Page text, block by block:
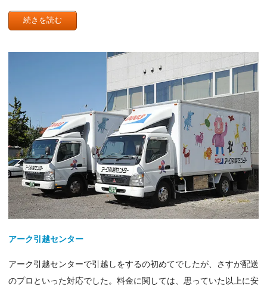
続きを読む
アーク引越センター
アーク引越センターで引越しをするの初めてでしたが、さすが配送
のプロといった対応でした。料金に関しては、思っていた以上に安